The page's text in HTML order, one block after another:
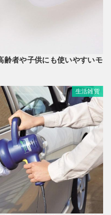
齢者や子供にも使いやすいモ
生活雑貨